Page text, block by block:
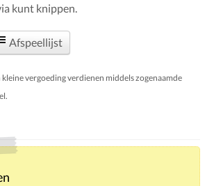
kunt knippen.
Afspeellijst
vergoeding verdienen middels zogenaamde